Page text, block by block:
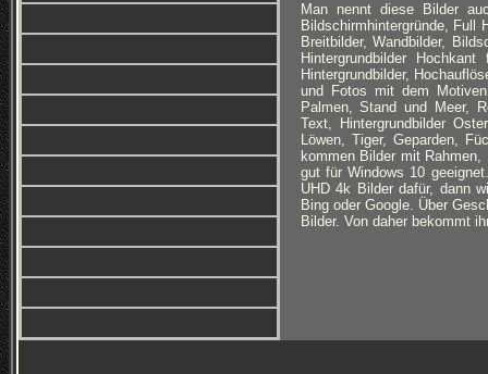
Man nennt diese Bilder
Bildschirmhintergründe, Full
Breitbilder, Wandbilder,
Hintergrundbilder
Hintergrundbilder,
und Fotos mit dem
Palmen, Stand und Meer,
Text, Hintergrundbilder
Löwen, Tiger, Geparden,
kommen Bilder mit
gut für Windows 10
UHD 4k Bilder dafür, dann
Bing oder Google. Über
Bilder. Von daher bekommt